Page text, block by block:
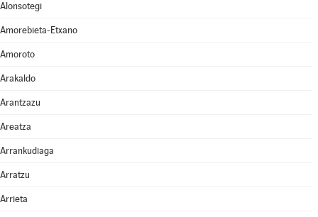
Alonsotegi
Amorebieta-Etxano
Amoroto
Arakaldo
Arantzazu
Areatza
Arrankudiaga
Arratzu
Arrieta